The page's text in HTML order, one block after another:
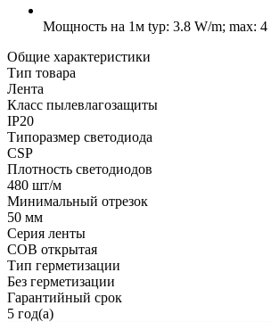
Мощность на 1м typ: 3.8 W/m; max: 4
Общие характеристики
Тип товара
Лента
Класс пылевлагозащиты
IP20
Типоразмер светодиода
CSP
Плотность светодиодов
480 шт/м
Минимальный отрезок
50 мм
Серия ленты
COB открытая
Тип герметизации
Без герметизации
Гарантийный срок
5 год(а)